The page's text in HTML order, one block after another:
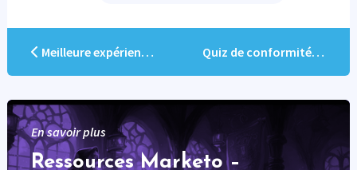
Meilleure expérience client et qualité des données : proposer une liste d’entreprises dans vos formulaires Quiz de conformité RGPD : faites le quiz ultime avec Léonard !
En savoir plus
Ressources Marketo –